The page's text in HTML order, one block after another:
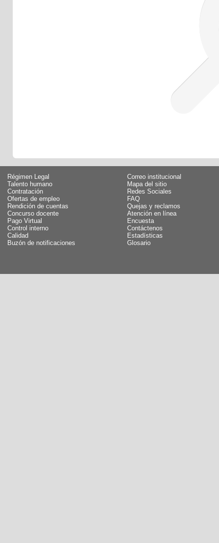
Régimen Legal
Talento humano
Contratación
Ofertas de empleo
Rendición de cuentas
Concurso docente
Pago Virtual
Control interno
Calidad
Buzón de notificaciones
Correo institucional
Mapa del sitio
Redes Sociales
FAQ
Quejas y reclamos
Atención en línea
Encuesta
Contáctenos
Estadísticas
Glosario